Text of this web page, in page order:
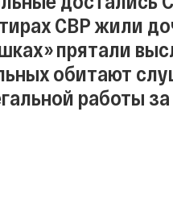
СВР жили
прятали
обитают
работы